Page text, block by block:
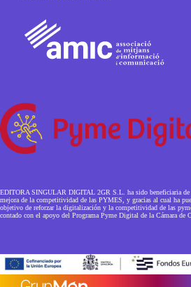
EDITORA SINGULAR DIGITAL 2GR S.L. ha sido beneficiaria de
mejora de la competitividad de las PYMES, y gracias al cual ha
objetivo de reforzar la digitalización y la competitividad de las
contado con el apoyo del Programa Pyme Digital de la Cámara de